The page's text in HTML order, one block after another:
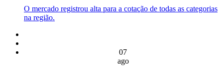
O mercado registrou alta para a cotação de todas as categorias
na região.
07
ago